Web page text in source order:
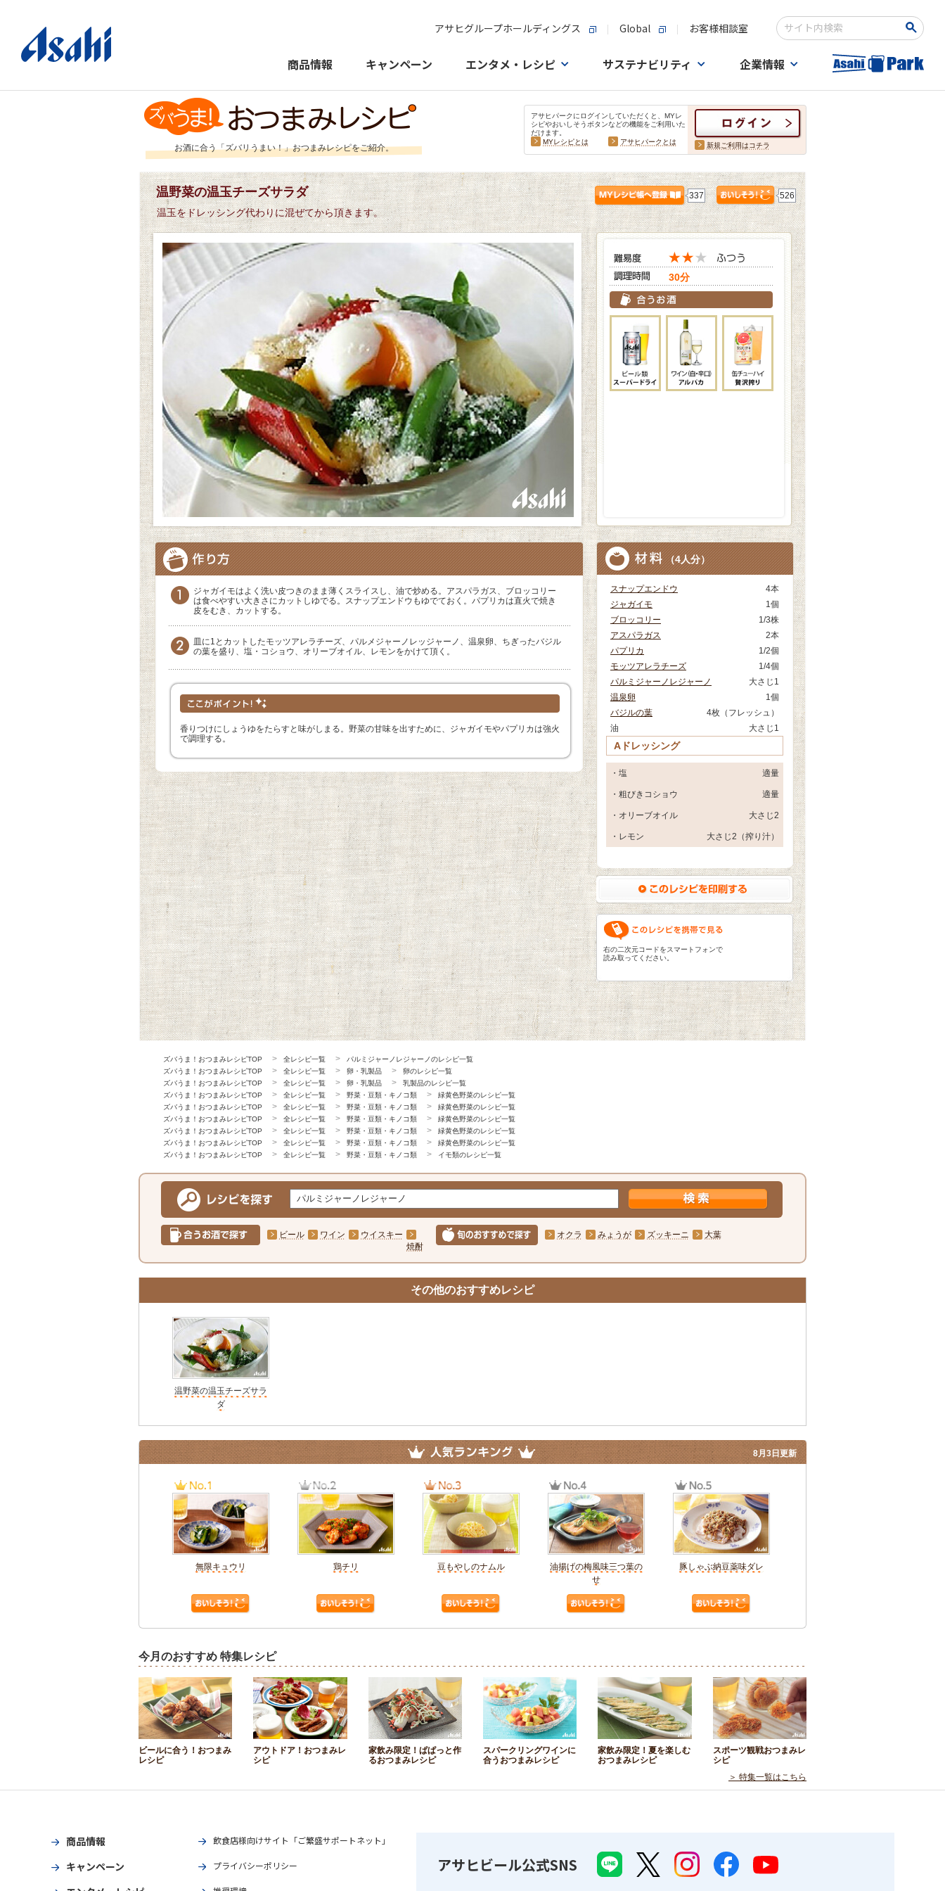
アサヒグループホールディングス Global お客様相談室
検索キーワード入力
商品情報 キャンペーン エンタメ・レシピ サステナビリティ 企業情報
お酒に合う「ズバリうまい！」おつまみレシピをご紹介。
アサヒパークにログインしていただくと、MYレ
シピやおいしそうボタンなどの機能をご利用いた
だけます。
MYレシピとは
アサヒパークとは 新規ご利用はコチラ
温野菜の温玉チーズサラダ 337 526
温玉をドレッシング代わりに混ぜてから頂きます。
30分
ジャガイモはよく洗い皮つきのまま薄くスライスし、油で炒める。アスパラガス、ブロッコリー
は食べやすい大きさにカットしゆでる。スナップエンドウもゆでておく。パプリカは直火で焼き
皮をむき、カットする。
皿に1とカットしたモッツアレラチーズ、パルメジャーノレッジャーノ、温泉卵、ちぎったバジル
の葉を盛り、塩・コショウ、オリーブオイル、レモンをかけて頂く。
香りつけにしょうゆをたらすと味がしまる。野菜の甘味を出すために、ジャガイモやパプリカは強火
で調理する。
（4人分）
スナップエンドウ
4本
ジャガイモ
1個
ブロッコリー
1/3株
アスパラガス
2本
パプリカ
1/2個
モッツアレラチーズ
1/4個
パルミジャーノレジャーノ
大さじ1
温泉卵
1個
バジルの葉
4枚（フレッシュ）
油
大さじ1
Aドレッシング
・塩 適量
・粗びきコショウ 適量
・オリーブオイル 大さじ2
・レモン 大さじ2（搾り汁）
右の二次元コードをスマートフォンで
読み取ってください。
ズバうま！おつまみレシピTOP 全レシピ一覧
パルミジャーノレジャーノのレシピ一覧
ズバうま！おつまみレシピTOP
全レシピ一覧 卵・乳製品
卵のレシピ一覧
ズバうま！おつまみレシピTOP
全レシピ一覧 卵・乳製品
乳製品のレシピ一覧
ズバうま！おつまみレシピTOP
全レシピ一覧 野菜・豆類・キノコ類
緑黄色野菜のレシピ一覧
ズバうま！おつまみレシピTOP
全レシピ一覧 野菜・豆類・キノコ類
緑黄色野菜のレシピ一覧
ズバうま！おつまみレシピTOP
全レシピ一覧 野菜・豆類・キノコ類
緑黄色野菜のレシピ一覧
ズバうま！おつまみレシピTOP
全レシピ一覧 野菜・豆類・キノコ類
緑黄色野菜のレシピ一覧
ズバうま！おつまみレシピTOP
全レシピ一覧 野菜・豆類・キノコ類
緑黄色野菜のレシピ一覧
ズバうま！おつまみレシピTOP
全レシピ一覧 野菜・豆類・キノコ類 イモ類のレシピ一覧
ビール ワイン
ウイスキー
焼酎
オクラ みょうが ズッキーニ 大葉
その他のおすすめレシピ
温野菜の温玉チーズサラ
ダ
無限キュウリ 鶏チリ 豆もやしのナムル
油揚げの梅風味三つ葉の
せ
豚しゃぶ納豆薬味ダレ
8月3日更新
今月のおすすめ 特集レシピ
ビールに合う！おつまみ
レシピ
アウトドア！おつまみレ
シピ
家飲み限定！ぱぱっと作
るおつまみレシピ
スパークリングワインに
合うおつまみレシピ
家飲み限定！夏を楽しむ
おつまみレシピ
スポーツ観戦おつまみレ
シピ
＞ 特集一覧はこちら
商品情報
キャンペーン
飲食店様向けサイト「ご繁盛サポートネット」
プライバシーポリシー アサヒビール公式SNS